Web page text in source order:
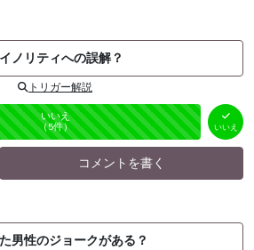
ノリティへの誤解？
トリガー解説
いいえ
（5件） いいえ
コメントを書く
男性のジョークがある？